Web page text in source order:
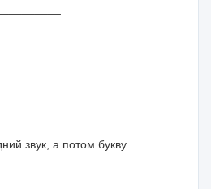
звук, а потом букву.